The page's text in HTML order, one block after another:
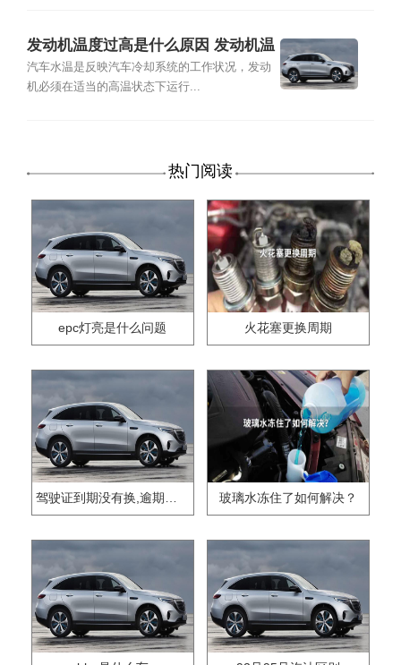
发动机温度过高是什么原因 发动机温
度过高是原因有哪些
汽车水温是反映汽车冷却系统的工作状况，发动
机必须在适当的高温状态下运行...
热门阅读
epc灯亮是什么问题 火花塞更换周期
驾驶证到期没有换,逾期怎么办?? 玻璃水冻住了如何解决？